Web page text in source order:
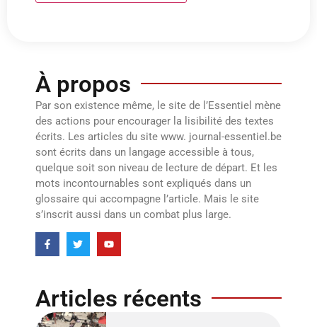
À propos
Par son existence même, le site de l’Essentiel mène
des actions pour encourager la lisibilité des textes
écrits. Les articles du site www. journal-essentiel.be
sont écrits dans un langage accessible à tous,
quelque soit son niveau de lecture de départ. Et les
mots incontournables sont expliqués dans un
glossaire qui accompagne l’article. Mais le site
s’inscrit aussi dans un combat plus large.
Articles récents